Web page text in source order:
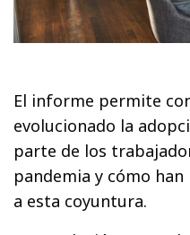
El informe permite
evolucionado la
parte de los
pandemia y cómo
a esta coyuntura.